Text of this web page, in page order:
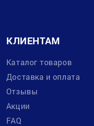
КЛИЕНТАМ
Каталог товаров
Доставка и оплата
Отзывы
Акции
FAQ